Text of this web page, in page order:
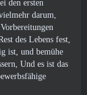
den ersten
darum,
des Lebens fest,
ist, und bemühe
Und es ist das